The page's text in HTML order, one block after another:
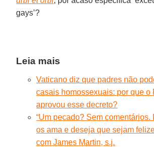
gays’?
Leia mais
Vaticano diz que padres não
casais homossexuais: por que o
aprovou esse decreto?
“Um pecado? Sem comentários.
os ama e deseja que sejam
com James Martin, s.j.